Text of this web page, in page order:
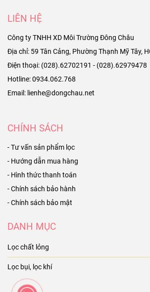
LIÊN HỆ
Công ty TNHH XD Môi Trường Đông Châu
Địa chỉ: 59 Tân Cảng, Phường Thạnh Mỹ Tây,
Điện thoại: (028).62702191 - (028).62979478
Hotline: 0934.062.768
Email: lienhe@dongchau.net
CHÍNH SÁCH
- Tư vấn sản phẩm lọc
- Hướng dẫn mua hàng
- Hình thức thanh toán
- Chính sách bảo hành
- Chính sách bảo mật
DANH MỤC
Lọc chất lỏng
Lọc bụi, lọc khí